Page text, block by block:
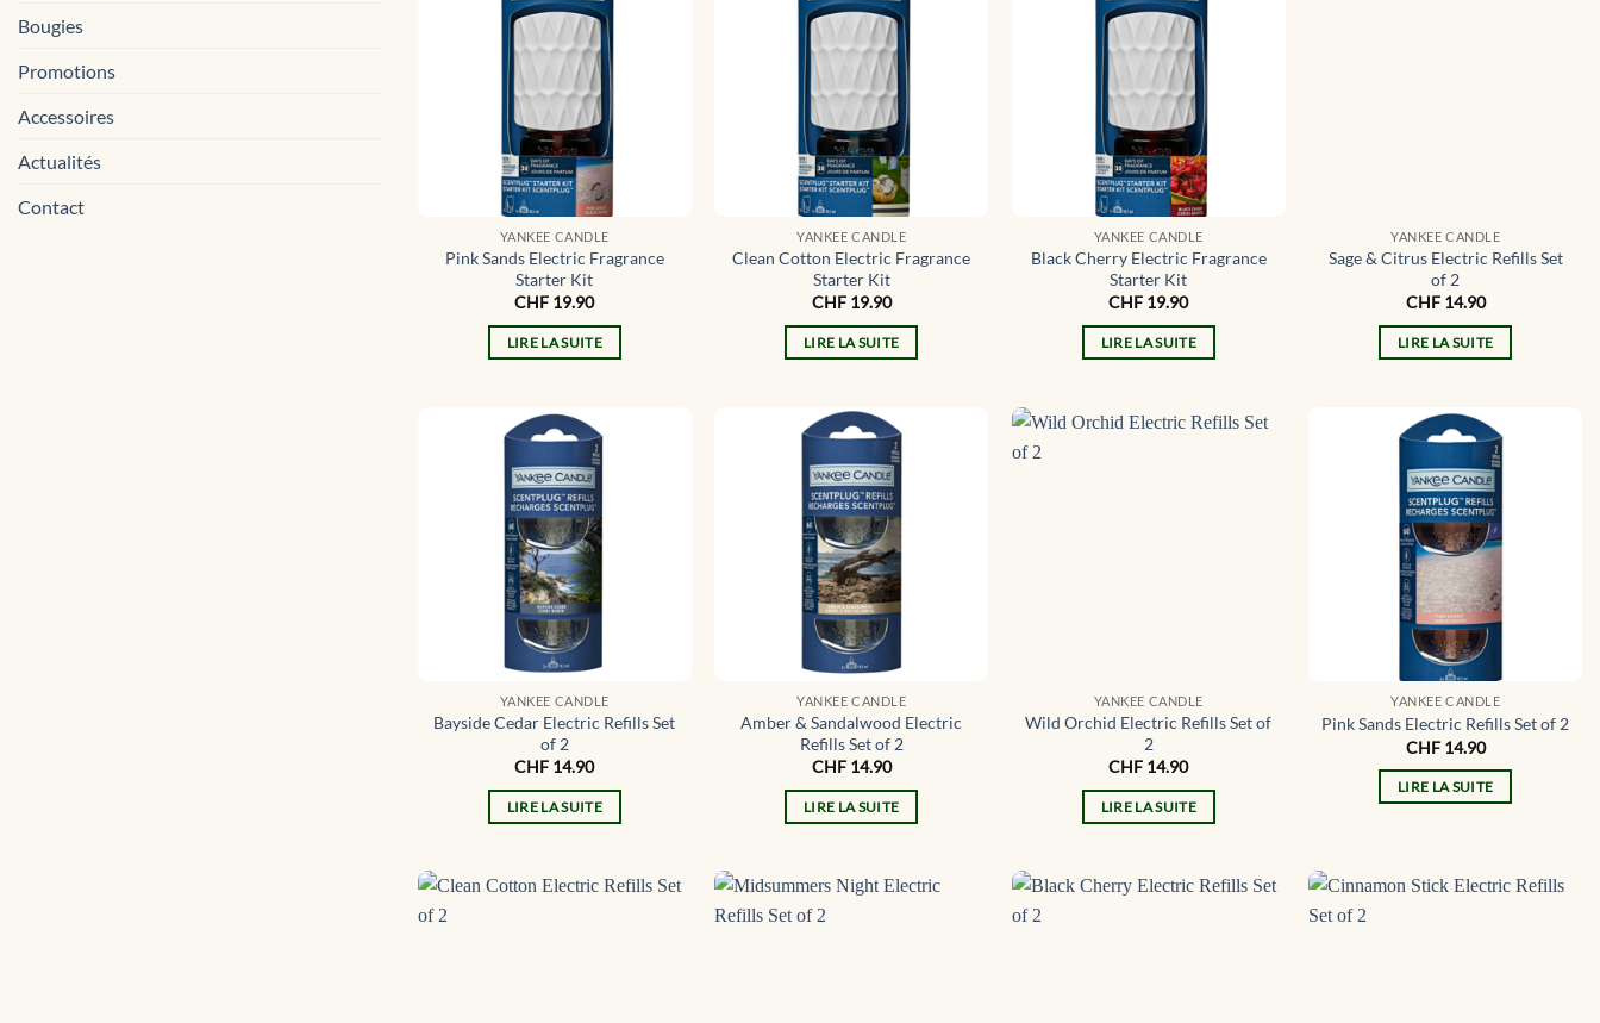
Bougies
Promotions
Accessoires
Actualités
Contact
YANKEE CANDLE
Pink Sands Electric Fragrance
Starter Kit
CHF 19.90
LIRE LA SUITE
YANKEE CANDLE
Clean Cotton Electric Fragrance
Starter Kit
CHF19.90
LIRE LA SUITE
YANKEE CANDLE
Black Cherry Electric Fragrance
Starter Kit
CHF 19.90
LIRE LA SUITE
YANKEE CANDLE
Sage & Citrus Electric Refills Set
of 2
CHF14.90
LIRE LA SUITE
YANKEE CANDLE
Bayside Cedar Electric Refills Set
of 2
CHF 14.90
LIRE LA SUITE
YANKEE CANDLE
Amber & Sandalwood Electric
Refills Set of 2
CHF14.90
LIRE LA SUITE
YANKEE CANDLE
Wild Orchid Electric Refills Set of
2
CHF 14.90
LIRE LA SUITE
YANKEE CANDLE
Pink Sands Electric Refills Set of 2
CHF14.90
LIRE LA SUITE